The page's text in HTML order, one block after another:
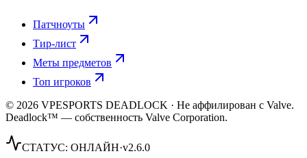
Патчноуты
Тир-лист
Меты предметов
Топ игроков
© 2026 VPESPORTS DEADLOCK · Не аффилирован с Valve.
Deadlock™ — собственность Valve Corporation.
СТАТУС: ОНЛАЙН·v2.6.0